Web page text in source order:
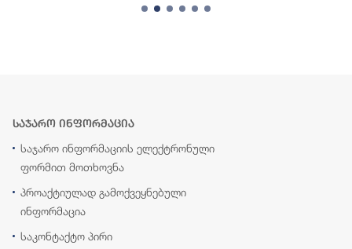
საჯარო ინფორმაცია
საჯარო ინფორმაციის ელექტრონული
ფორმით მოთხოვნა
პროაქტიულად გამოქვეყნებული
ინფორმაცია
საკონტაქტო პირი